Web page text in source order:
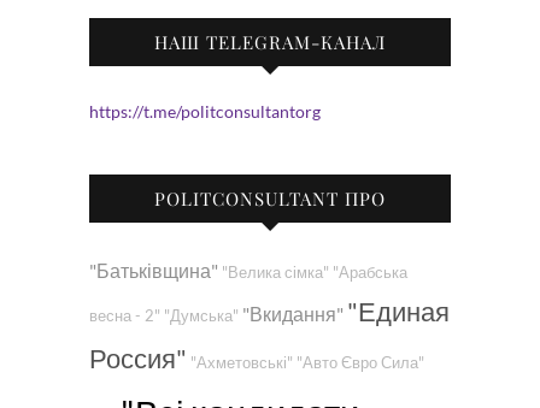
НАШ TELEGRAM-КАНАЛ
https://t.me/politconsultantorg
POLITCONSULTANT ПРО
"Батьківщина" "Велика сімка" "Арабська
весна - 2" "Думська" "Вкидання" "Единая
Россия" "Ахметовські" "Авто Євро Сила"